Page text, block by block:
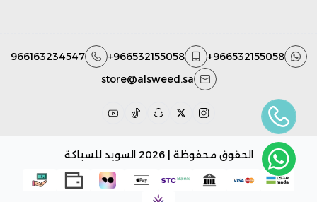
+966532155058
+966532155058
966163234547
store@alsweed.sa
الحقوق محفوظة | 2026 السويد للسباكة